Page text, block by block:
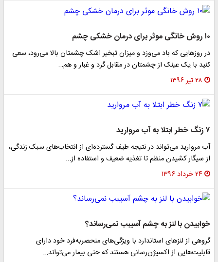
۱۰ روش خانگی موثر برای درمان خشکی چشم
در روزهایی که باد می‌وزد و میزان تبخیر اشک چشمتان بالا می‌رود، سعی
کنید با یک عینک از چشمتان در مقابل گرد و غبار و هم…
۲۸ تیر ۱۳۹۶
۷ زنگ خطر ابتلا به آب مروارید
آب مروارید می‌تواند در نتیجه طیف گسترده‌ای از انتخاب‌های سبک زندگی،
از سیگار کشیدن منظم تا تغذیه ضعیف و استفاده از…
۲۴ خرداد ۱۳۹۶
خوابیدن با لنز به چشم آسیبب نمی‌رساند؟
گروهی از لنز‌های استاندارد با ویژگی‌های منحصربه‌فرد خود دارای
قابلیت‌هایی از اکسیژن‌رسانی هستند که حتی بیمار می‌تواند…